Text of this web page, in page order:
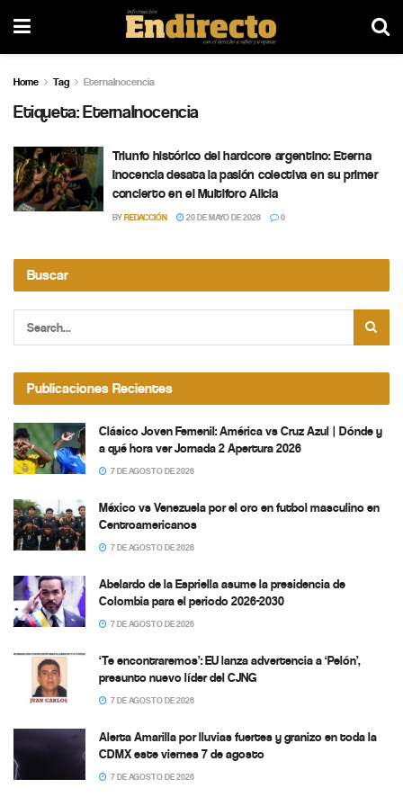
Home Tag EternaInocencia
Etiqueta:EternaInocencia
Triunfo histórico del hardcore argentino: Eterna
Inocencia desata la pasión colectiva en su primer
concierto en el Multiforo Alicia
BYREDACCIÓN 20 DE MAYO DE 2026 0
Buscar
Publicaciones Recientes
Clásico Joven Femenil: América vs Cruz Azul | Dónde y
a qué hora ver Jornada 2 Apertura 2026
7 DE AGOSTO DE 2026
México vs Venezuela por el oro en futbol masculino en
Centroamericanos
7 DE AGOSTO DE 2026
Abelardo de la Espriella asume la presidencia de
Colombia para el periodo 2026-2030
7 DE AGOSTO DE 2026
‘Te encontraremos’: EU lanza advertencia a ‘Pelón’,
presunto nuevo líder del CJNG
7 DE AGOSTO DE 2026
Alerta Amarilla por lluvias fuertes y granizo en toda la
CDMX este viernes 7 de agosto
7 DE AGOSTO DE 2026